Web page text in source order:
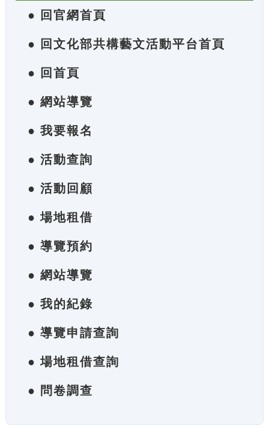
● 回官網首頁
● 回文化部共構藝文活動平台首頁
● 回首頁
● 網站導覽
● 我要報名
● 活動查詢
● 活動回顧
● 場地租借
● 導覽預約
● 網站導覽
● 我的紀錄
● 導覽申請查詢
● 場地租借查詢
● 問卷調查